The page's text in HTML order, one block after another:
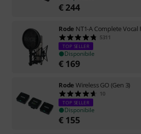
€ 244
Rode NT1-A Complete Vocal
5311
TOP SELLER
Disponibile
€ 169
Rode Wireless GO (Gen 3)
10
TOP SELLER
Disponibile
€ 155